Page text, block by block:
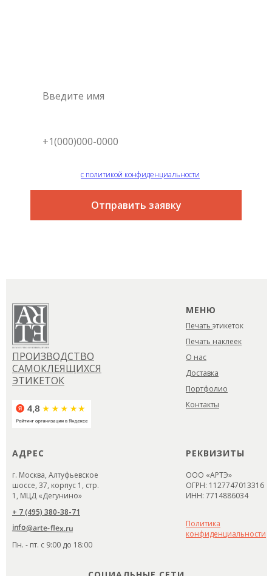
с политикой конфиденциальности
Отправить заявку
МЕНЮ
Политика
конфиденциальности
ООО «АРТЭ»
ОГРН: 1127747013316
ИНН: 7714886034
г. Москва, Алтуфьевское
шоссе, 37, корпус 1, стр.
1, МЦД «Дегунино»
info@arte-flex.ru
+ 7 (495) 380-38-71
Пн. - пт. с 9:00 до 18:00
ПРОИЗВОДСТВО
САМОКЛЕЯЩИХСЯ
ЭТИКЕТОК
АДРЕС РЕКВИЗИТЫ
Печать наклеек
О нас
Доставка
Портфолио
Контакты
Печать этикеток